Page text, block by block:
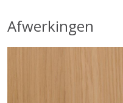
Afwerkingen